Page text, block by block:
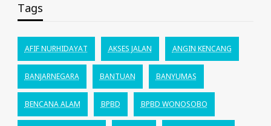
Tags
AFIF NURHIDAYAT AKSES JALAN ANGIN KENCANG
BANJARNEGARA BANTUAN BANYUMAS
BENCANA ALAM BPBD BPBD WONOSOBO